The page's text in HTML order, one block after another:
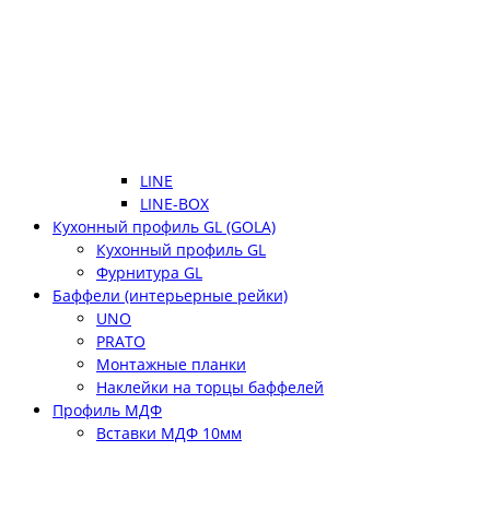
LINE
LINE-BOX
Кухонный профиль GL (GOLA)
Кухонный профиль GL
Фурнитура GL
Баффели (интерьерные рейки)
UNO
PRATO
Монтажные планки
Наклейки на торцы баффелей
Профиль МДФ
Вставки МДФ 10мм